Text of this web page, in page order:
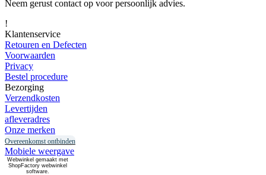
Neem gerust contact op voor persoonlijk advies.
!
Klantenservice
Retouren en Defecten
Voorwaarden
Privacy
Bestel procedure
Bezorging
Verzendkosten
Levertijden
afleveradres
Onze merken
Overeenkomst ontbinden
Mobiele weergave
Webwinkel gemaakt met
ShopFactory webwinkel
software.